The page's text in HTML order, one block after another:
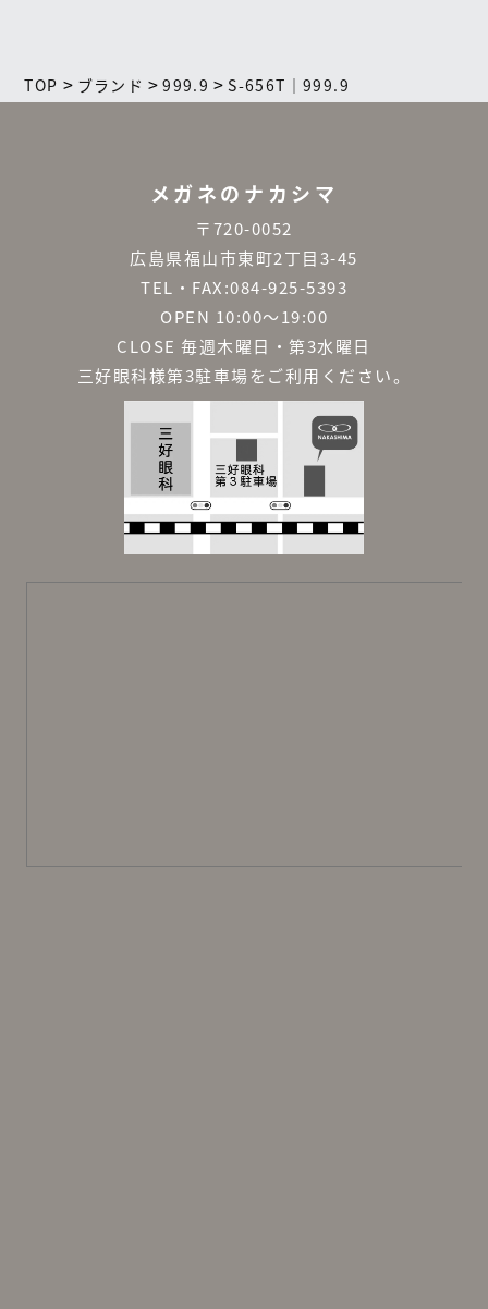
TOP > ブランド >999.9 >S-656T｜999.9
メガネのナカシマ
〒720-0052
広島県福山市東町2丁目3-45
TEL・FAX:084-925-5393
OPEN 10:00～19:00
CLOSE 毎週木曜日・第3水曜日
三好眼科様第3駐車場をご利用ください。